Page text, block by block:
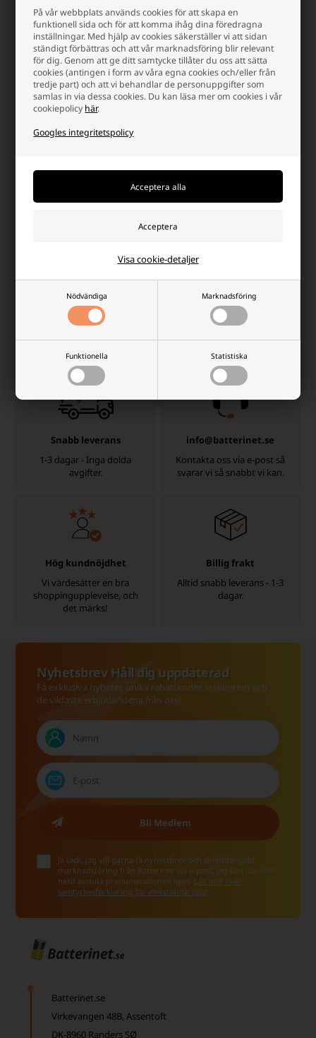
På vår webbplats används cookies för att skapa en
funktionell sida och för att komma ihåg dina föredragna
inställningar. Med hjälp av cookies säkerställer vi att sidan
ständigt förbättras och att vår marknadsföring blir relevant
för dig. Genom att ge ditt samtycke tillåter du oss att sätta
cookies (antingen i form av våra egna cookies och/eller från
tredje part) och att vi behandlar de personuppgifter som
samlas in via dessa cookies. Du kan läsa mer om cookies i vår
cookiepolicy här.
Googles integritetspolicy
Nödvändiga Marknadsföring
Funktionella Statistiska
Visa cookie-detaljer
Lägsta enhetspris: 231,25 SEK
260,00 231,25 SEK
Finns inte i lager
Sida 1/1
Varför handla på batterinet?
Det finns många goda skäl, men här är några
Snabb leverans
1-3 dagar - Inga dolda
avgifter.
info@batterinet.se
Kontakta oss via e-post så
svarar vi så snabbt vi kan.
Hög kundnöjdhet
Vi värdesätter en bra
shoppingupplevelse, och
det märks!
Billig frakt
Alltid snabb leverans - 1-3
dagar.
Nyhetsbrev Håll dig uppdaterad
Få exklusiva nyheter, unika rabattkoder, inspiration och
de vildaste erbjudandena från oss!
Ja tack, jag vill gärna få nyhetsbrev och skräddarsydd
marknadsföring från Batterinet via e-post. Jag kan när som
helst avsluta prenumerationen igen. Läs mer i vår
samtyckesförklaring för elektronisk post
Batterinet.se
Virkevangen 48B, Assentoft
DK-8960 Randers SØ